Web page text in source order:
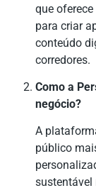
que
para criar
conteúdo
corredores.
Como a
negócio?
A
público
sustentável